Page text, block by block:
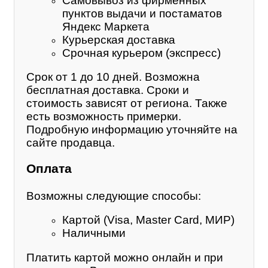
пунктов выдачи и постаматов
Яндекс Маркета
Курьерская доставка
Срочная курьером (экспресс)
Срок от 1 до 10 дней. Возможна
бесплатная доставка. Сроки и
стоимость зависят от региона. Также
есть возможность примерки.
Подробную информацию уточняйте на
сайте продавца.
Оплата
Возможны следующие способы:
Картой (Visa, Master Card, МИР)
Наличными
Платить картой можно онлайн и при